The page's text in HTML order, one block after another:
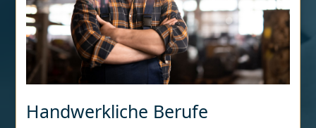
Handwerkliche Berufe